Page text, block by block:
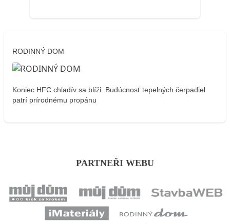
RODINNÝ DOM
Koniec HFC chladív sa blíži. Budúcnosť tepelných čerpadiel
patrí prírodnému propánu
PARTNEŘI WEBU